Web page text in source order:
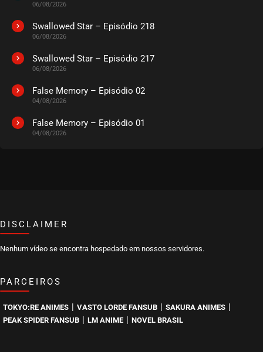
06/08/2026
Swallowed Star – Episódio 218
06/08/2026
Swallowed Star – Episódio 217
06/08/2026
False Memory – Episódio 02
04/08/2026
False Memory – Episódio 01
04/08/2026
DISCLAIMER
Nenhum vídeo se encontra hospedado em nossos servidores.
PARCEIROS
TOKYO:RE ANIMES VASTO LORDE FANSUB SAKURA ANIMES
PEAK SPIDER FANSUB LM ANIME NOVEL BRASIL